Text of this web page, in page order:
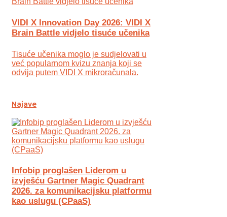
VIDI X Innovation Day 2026: VIDI X
Brain Battle vidjelo tisuće učenika
Tisuće učenika moglo je sudjelovati u
već popularnom kvizu znanja koji se
odvija putem VIDI X mikroračunala.
Najave
Infobip proglašen Liderom u
izvješću Gartner Magic Quadrant
2026. za komunikacijsku platformu
kao uslugu (CPaaS)